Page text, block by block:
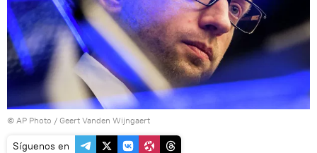
© AP Photo / Geert Vanden Wijngaert
Síguenos en